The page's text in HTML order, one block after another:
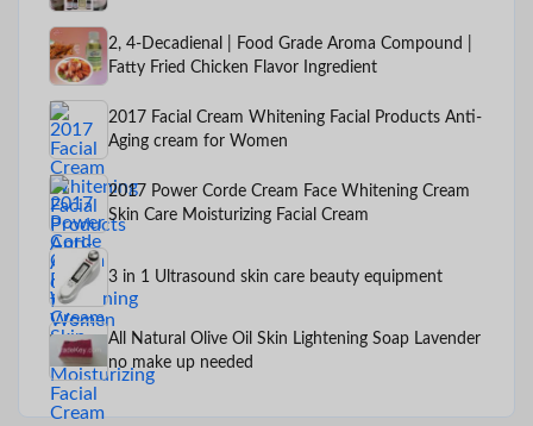
2, 4-Decadienal | Food Grade Aroma Compound |
Fatty Fried Chicken Flavor Ingredient
2017 Facial Cream Whitening Facial Products Anti-
Aging cream for Women
2017 Power Corde Cream Face Whitening Cream
Skin Care Moisturizing Facial Cream
3 in 1 Ultrasound skin care beauty equipment
All Natural Olive Oil Skin Lightening Soap Lavender
no make up needed